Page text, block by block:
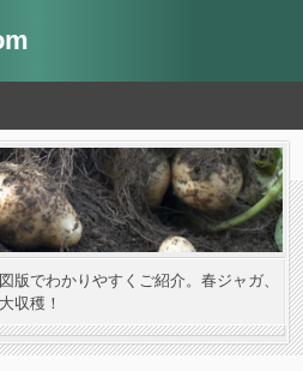
版でわかりやすくご紹介。春ジャガ、
収穫！